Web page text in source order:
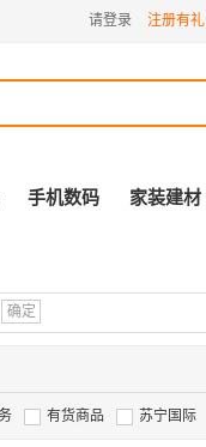
请登录 注册有礼
手机数码 家装建材
确定
有货商品 苏宁国际